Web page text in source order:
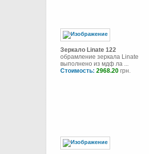
Зеркало Linate 122
обрамление зеркала Linate
выполнено из мдф ла ...
Стоимость: 2968.20 грн.